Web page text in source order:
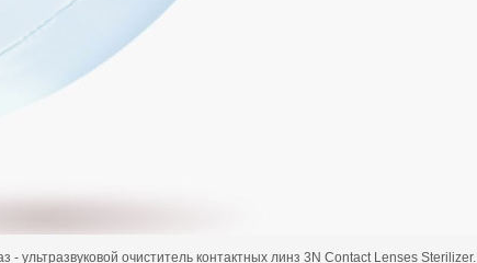
ультразвуковой очиститель контактных линз 3N Contact Lenses Sterilizer.